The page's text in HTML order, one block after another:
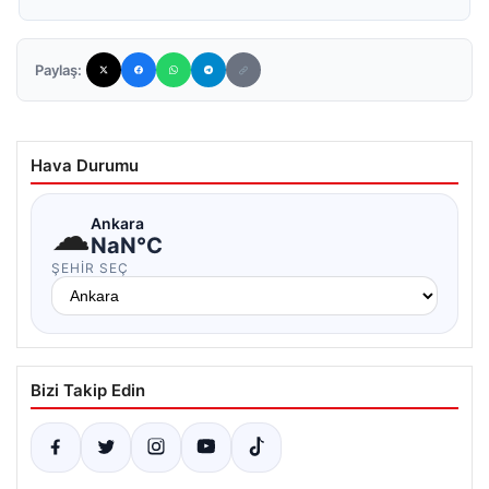
Paylaş:
Hava Durumu
☁Ankara
NaN°C
ŞEHIR SEÇ
Bizi Takip Edin